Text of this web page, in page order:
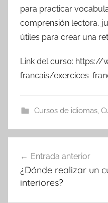
para practicar
comprensión lectora,
útiles para crear una
Link del curso: https://
francais/exercices-
Cursos de idiomas,
de
entradas
Entrada anterior
¿Dónde realizar un
interiores?